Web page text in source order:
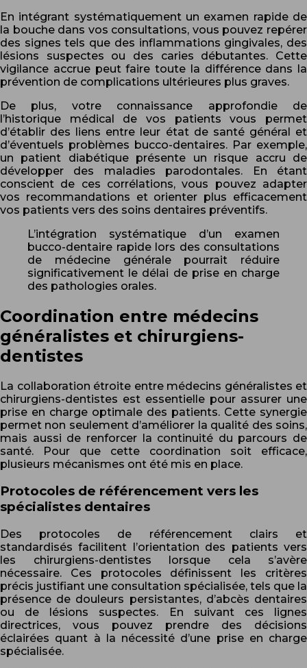
En intégrant systématiquement un examen rapide de
la bouche dans vos consultations, vous pouvez repérer
des signes tels que des inflammations gingivales, des
lésions suspectes ou des caries débutantes. Cette
vigilance accrue peut faire toute la différence dans la
prévention de complications ultérieures plus graves.
De plus, votre connaissance approfondie de
l’historique médical de vos patients vous permet
d’établir des liens entre leur état de santé général et
d’éventuels problèmes bucco-dentaires. Par exemple,
un patient diabétique présente un risque accru de
développer des maladies parodontales. En étant
conscient de ces corrélations, vous pouvez adapter
vos recommandations et orienter plus efficacement
vos patients vers des soins dentaires préventifs.
L’intégration systématique d’un examen
bucco-dentaire rapide lors des consultations
de médecine générale pourrait réduire
significativement le délai de prise en charge
des pathologies orales.
Coordination entre médecins
généralistes et chirurgiens-
dentistes
La collaboration étroite entre médecins généralistes et
chirurgiens-dentistes est essentielle pour assurer une
prise en charge optimale des patients. Cette synergie
permet non seulement d’améliorer la qualité des soins,
mais aussi de renforcer la continuité du parcours de
santé. Pour que cette coordination soit efficace,
plusieurs mécanismes ont été mis en place.
Protocoles de référencement vers les
spécialistes dentaires
Des protocoles de référencement clairs et
standardisés facilitent l’orientation des patients vers
les chirurgiens-dentistes lorsque cela s’avère
nécessaire. Ces protocoles définissent les critères
précis justifiant une consultation spécialisée, tels que la
présence de douleurs persistantes, d’abcès dentaires
ou de lésions suspectes. En suivant ces lignes
directrices, vous pouvez prendre des décisions
éclairées quant à la nécessité d’une prise en charge
spécialisée.